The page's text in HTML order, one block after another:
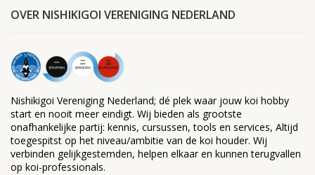
OVER NISHIKIGOI VERENIGING NEDERLAND
Nishikigoi Vereniging Nederland; dé plek waar jouw koi hobby
start en nooit meer eindigt. Wij bieden als grootste
onafhankelijke partij: kennis, cursussen, tools en services, Altijd
toegespitst op het niveau/ambitie van de koi houder. Wij
verbinden gelijkgestemden, helpen elkaar en kunnen terugvallen
op koi-professionals.